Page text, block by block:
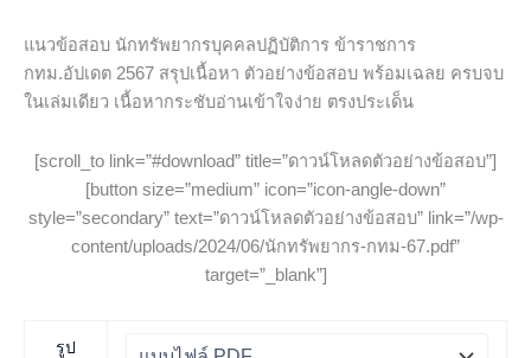
แนวข้อสอบ นักทรัพยากรบุคคลปฏิบัติการ ข้าราชการ
กทม.อัปเดต 2567 สรุปเนื้อหา ตัวอย่างข้อสอบ พร้อมเฉลย ครบจบ
ในเล่มเดียว เนื้อหากระชับอ่านเข้าใจง่าย ตรงประเด็น
[scroll_to link=”#download” title=”ดาวน์โหลดตัวอย่างข้อสอบ”]
[button size=”medium” icon=”icon-angle-down”
style=”secondary” text=”ดาวน์โหลดตัวอย่างข้อสอบ” link=”/wp-
content/uploads/2024/06/นักทรัพยากร-กทม-67.pdf”
target=”_blank”]
รูป